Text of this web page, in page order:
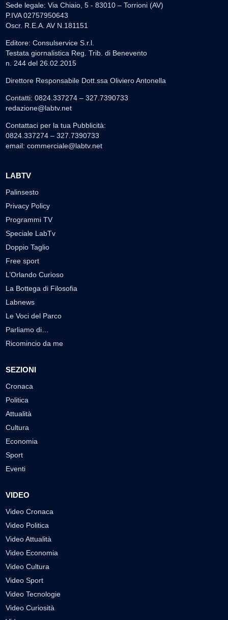
Sede legale: Via Chiaio, 5 - 83010 – Torrioni (AV)
P.IVA 02757950643
Oscr. R.E.A. AV N.181151
Editore: Consulservice S.r.l.
Testata giornalistica Reg. Trib. di Benevento
n. 244 del 26.02.2015
Direttore Responsabile Dott.ssa Oliviero Antonella
Contatti: 0824.337274 – 327.7390733
redazione@labtv.net
Contattaci per la tua Pubblicità:
0824.337274 – 327.7390733
email: commerciale@labtv.net
LABTV
Palinsesto
Privacy Policy
Programmi TV
Speciale LabTv
Doppio Taglio
Free sport
L’Orlando Curioso
La Bottega di Filosofia
Labnews
Le Voci del Parco
Parliamo di…
Ricomincio da me
SEZIONI
Cronaca
Politica
Attualità
Cultura
Economia
Sport
Eventi
VIDEO
Video Cronaca
Video Politica
Video Attualità
Video Economia
Video Cultura
Video Sport
Video Tecnologie
Video Curiosità